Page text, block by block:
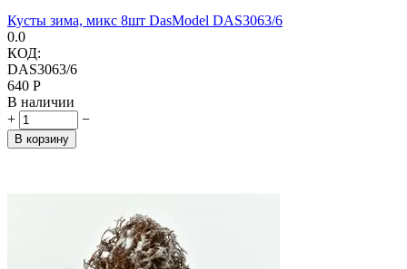
Кусты зима, микс 8шт DasModel DAS3063/6
0.0
КОД:
DAS3063/6
‍640‍ Р
В наличии
+
−
В корзину